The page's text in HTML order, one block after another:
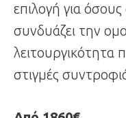
επιλογή για
συνδυάζει την
λειτουργικότητα
στιγμές